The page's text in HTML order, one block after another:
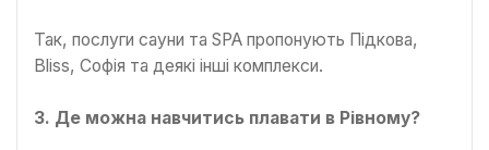
Так, послуги сауни та SPA пропонують Підкова,
Bliss, Софія та деякі інші комплекси.
3. Де можна навчитись плавати в Рівному?